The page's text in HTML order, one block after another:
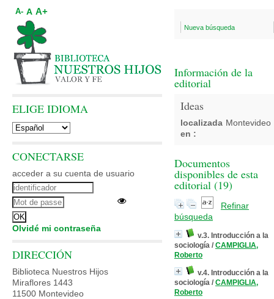
Nueva búsqueda
Información de la
editorial
Ideas
localizada
en :
Montevideo
Documentos
disponibles de esta
editorial (19)
Refinar
búsqueda
v.3. Introducción a la
sociología / CAMPIGLIA,
Roberto
v.4. Introducción a la
sociología / CAMPIGLIA,
Roberto
A- A A+
ELIGE IDIOMA
CONECTARSE
acceder a su cuenta de usuario
Olvidé mi contraseña
DIRECCIÓN
Biblioteca Nuestros Hijos
Miraflores 1443
11500 Montevideo